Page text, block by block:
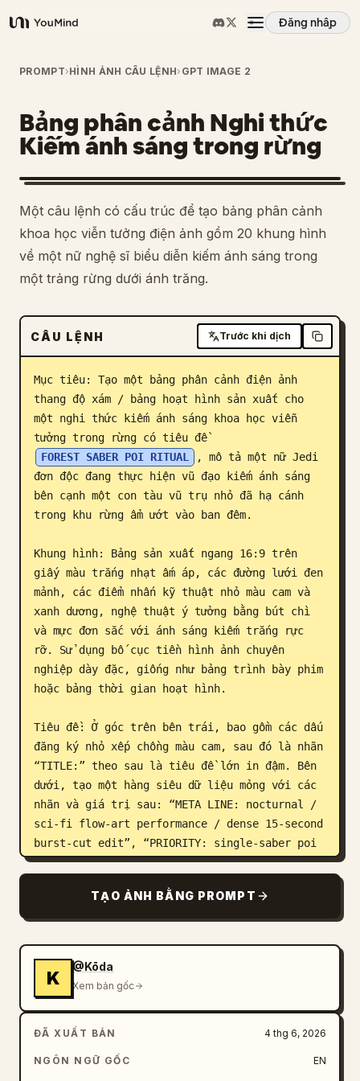
YouMind
Đăng nhập
Tổng quan
Các trường hợp sử dụng
Kỹ năng
Lời nhắc
Giá cả
Tải xuống
Blog
Cập nhật
PROMPT›HÌNH ẢNH CÂU LỆNH› GPT IMAGE 2
Bảng phân cảnh Nghi thức
Kiếm ánh sáng trong rừng
Một câu lệnh có cấu trúc để tạo bảng phân cảnh
khoa học viễn tưởng điện ảnh gồm 20 khung hình
về một nữ nghệ sĩ biểu diễn kiếm ánh sáng trong
một trảng rừng dưới ánh trăng.
CÂU LỆNH Trước khi dịch
Mục tiêu: Tạo một bảng phân cảnh điện ảnh
thang độ xám / bảng hoạt hình sản xuất cho
một nghi thức kiếm ánh sáng khoa học viễn
tưởng trong rừng có tiêu đề
FOREST SABER POI RITUAL
, mô tả một nữ Jedi
đơn độc đang thực hiện vũ đạo kiếm ánh sáng
bên cạnh một con tàu vũ trụ nhỏ đã hạ cánh
trong khu rừng ẩm ướt vào ban đêm.
Khung hình: Bảng sản xuất ngang 16:9 trên
giấy màu trắng nhạt ấm áp, các đường lưới đen
mảnh, các điểm nhấn kỹ thuật nhỏ màu cam và
xanh dương, nghệ thuật ý tưởng bằng bút chì
và mực đơn sắc với ánh sáng kiếm trắng rực
rỡ. Sử dụng bố cục tiền hình ảnh chuyên
nghiệp dày đặc, giống như bảng trình bày phim
hoặc bảng thời gian hoạt hình.
Tiêu đề: Ở góc trên bên trái, bao gồm các dấu
đăng ký nhỏ xếp chồng màu cam, sau đó là nhãn
“TITLE:” theo sau là tiêu đề lớn in đậm. Bên
dưới, tạo một hàng siêu dữ liệu mỏng với các
nhãn và giá trị sau: “META LINE: nocturnal /
sci-fi flow-art performance / dense 15-second
burst-cut edit”, “PRIORITY: single-saber poi
choreography, real micro-cut bursts, readable
lone energy saber into a fire-poi style light
performance, compressing a full ritual dance
trên bên phải, bao gồm “SEQUENCE ID:
FOREST-SABER-POI-RITUAL-20P
Bố cục chính: Sử dụng chính xác 20 khung phân
cảnh được sắp xếp theo lưới 5 cột x 4 hàng.
Mỗi khung hình có một dải chú thích hẹp dọc
TẠO ẢNH BẰNG PROMPT
K
@Kōda
Xem bản gốc
ĐÃ XUẤT BẢN 4 thg 6, 2026
NGÔN NGỮ GỐC EN